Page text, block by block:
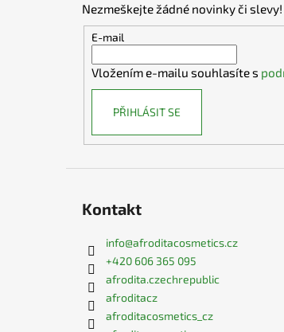
Nezmeškejte žádné novinky či slevy!
E-mail
Vložením e-mailu souhlasíte s
PŘIHLÁSIT SE
Kontakt
info@afroditacosmetics.cz
+420 606 365 095
afrodita.czechrepublic
afroditacz
afroditacosmetics_cz